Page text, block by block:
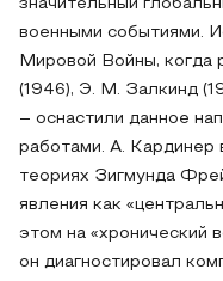
значительный
военными событиями.
Мировой Войны, когда
(1946), Э. М. Залкинд
– оснастили данное
работами. А. Кардинер
теориях Зигмунда
явления как
этом на «хронический
он диагностировал